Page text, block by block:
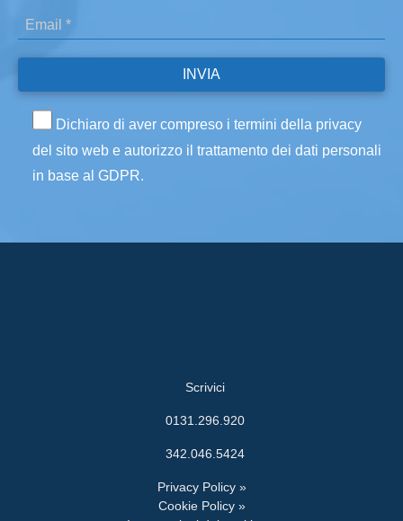
Dichiaro di aver compreso i termini della privacy
del sito web e autorizzo il trattamento dei dati personali
in base al GDPR.
Scrivici
0131.296.920
342.046.5424
Privacy Policy »
Cookie Policy »